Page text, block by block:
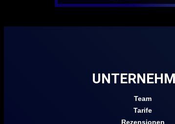
Team
Tarife
Rezensionen